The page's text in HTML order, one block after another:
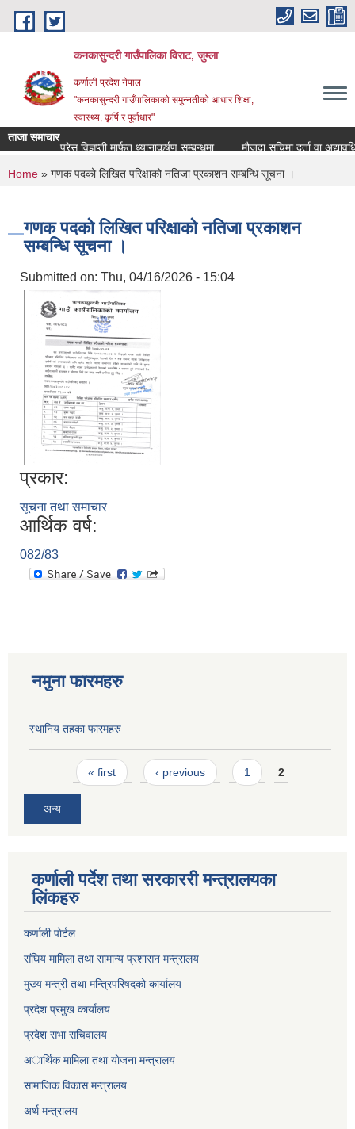
Skip to main content
कनकासुन्दरी गाउँपालिका विराट, जुम्ला
कर्णाली प्रदेश नेपाल
"कनकासुन्दरी गाउँपालिकाको समुन्नतीको आधार शिक्षा,
स्वास्थ्य, कृर्षि र पूर्वाधार"
ताजा समाचार
प्रेस विज्ञप्ती मार्फत ध्यानाकर्षण सम्बन्धमा
मौजुदा सुचिमा दर्ता वा अद्यावधिक
You are here
Home » गणक पदको लिखित परिक्षाको नतिजा प्रकाशन सम्बन्धि सूचना ।
गणक पदको लिखित परिक्षाको नतिजा प्रकाशन
सम्बन्धि सूचना ।
Submitted on: Thu, 04/16/2026 - 15:04
प्रकार:
सूचना तथा समाचार
आर्थिक वर्ष:
082/83
नमुना फारमहरु
स्थानिय तहका फारमहरु
Pages« first ‹ previous 1 2
अन्य
कर्णाली पर्देश तथा सरकाररी मन्त्रालयका
लिंकहरु
कर्णाली पाेर्टल
संघिय मामिला तथा सामान्य प्रशासन मन्त्रालय
मुख्य मन्त्री तथा मन्त्रिपरिषदको कार्यालय
प्रदेश प्रमुख कार्यालय
प्रदेश सभा सचिवालय
अार्थिक मामिला तथा याेजना मन्त्रालय
सामाजिक विकास मन्त्रालय
अर्थ मन्त्रालय